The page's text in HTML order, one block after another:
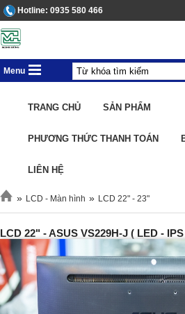
Hotline: 0935 580 466
Menu
TRANG CHỦ SẢN PHẨM
PHƯƠNG THỨC THANH TOÁN
LIÊN HỆ
» LCD - Màn hình » LCD 22" - 23"
LCD 22" - ASUS VS229H-J ( LED -